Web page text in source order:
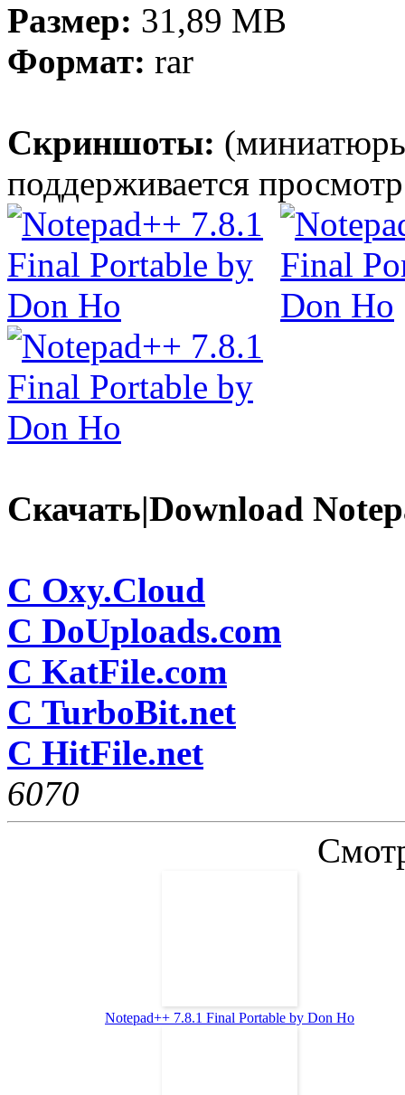
Размер: 31,89 МB
Формат: rar
Скриншоты:
поддерживается
Скачать|Download
C Oxy.Cloud
C DoUploads.com
C KatFile.com
С TurboBit.net
С HitFile.net
6070
Notepad++ 7.8.1 Final Рortable by Don Ho